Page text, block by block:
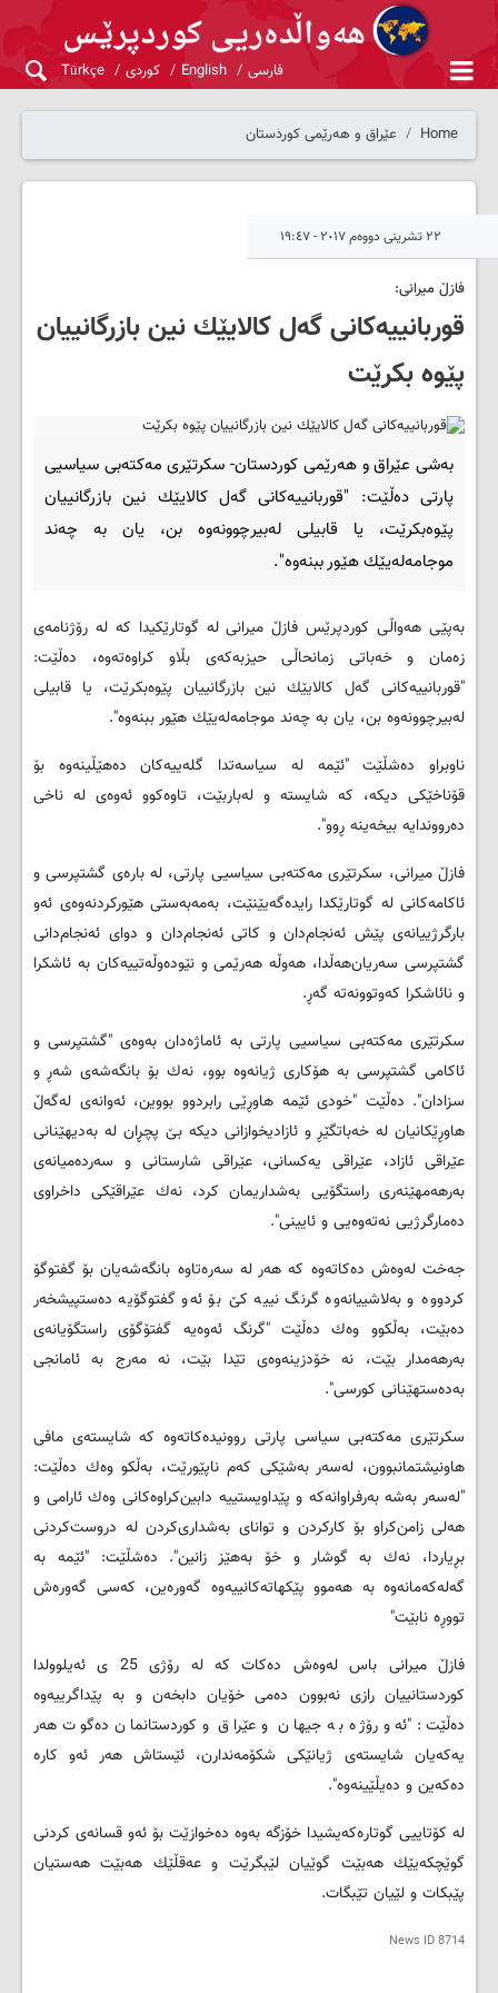
فارسی English کوردی Türkçe
Home عێراق و هەرێمی کوردستان
٢٢ تشرینی دووەم ٢٠١٧ - ١٩:٤٧
فازڵ میرانی:
قوربانییەكانی گەل كالایێك نین بازرگانییان
پێوە بكرێت
بەشی عێراق و هەرێمی کوردستان- سكرتێری مەكتەبی سیاسیی
پارتی دەڵێت: "قوربانییەكانی گەل كالایێك نین بازرگانییان
پێوەبكرێت، یا قابیلی لەبیرچوونەوە بن، یان بە چەند
موجامەلەیێك هێور ببنەوە".
بەپێی هەواڵی کوردپرێس فازڵ میرانی لە گوتارێکیدا كە لە رۆژنامەی
زەمان و خەباتی زمانحاڵی حیزبەكەی بڵاو كراوەتەوە، دەڵێت:
"قوربانییەكانی گەل كالایێك نین بازرگانییان پێوەبكرێت، یا قابیلی
لەبیرچوونەوە بن، یان بە چەند موجامەلەیێك هێور ببنەوە".
ناوبراو دەشڵێت "ئێمە لە سیاسەتدا گلەییەكان دەهێڵینەوە بۆ
قۆناخێكی دیكە، كە شایستە و لەباربێت، تاوەکوو ئەوەی لە ناخی
دەرووندایە بیخەینە ڕوو".
فازڵ میرانی، سكرتێری مەكتەبی سیاسیی پارتی، لە بارەی گشتپرسی ‌و
ئاكامەكانی لە گوتارێکدا رایدەگەیێنێت، بەمەبەستی هێوركردنەوەی ئەو
بارگرژییانەی پێش ئەنجام‌دان و كاتی ئەنجام‌دان و دوای ئەنجام‌دانی
گشتپرسی سەریان‌هەڵدا، هەوڵە هەرێمی و نێودەوڵەتییەكان بە ئاشكرا
و نائاشكرا كەوتوونەتە گەڕ.
سكرتێری مەكتەبی سیاسیی پارتی بە ئاماژەدان بەوەی "گشتپرسی و
ئاكامی گشتپرسی بە هۆكاری ژیانەوە بوو، نەك بۆ بانگەشەی شەڕ و
سزادان". دەڵێت "خودی ئێمە هاوڕێی رابردوو بووین، ئەوانەی لەگەڵ
هاوڕێكانیان لە خەباتگێڕ و ئازادیخوازانی دیكە بێ پچڕان لە بەدیهێنانی
عێراقی ئازاد، عێراقی یەكسانی، عێراقی شارستانی و سەردەمیانەی
بەرهەمهێنەری راستگۆیی بەشداریمان كرد، نەك عێراقێكی داخراوی
دەمارگرژیی نەتەوەیی و ئایینی".
جەخت لەوەش دەكاتەوە كە هەر لە سەرەتاوە بانگەشەیان بۆ گفتوگۆ
كردووە ‌و بەلاشییانەوە گرنگ نییە كێ‌ بۆ ئەو گفتوگۆیە دەستپیشخەر
دەبێت، بەڵكوو وەك دەڵێت "گرنگ ئەوەیە گفتۆگۆی راستگۆیانەی
بەرهەمدار بێت، نە خۆدزینەوەی تێدا بێت، نە مەرج بە ئامانجی
بەدەستهێنانی كورسی".
سكرتێری مەكتەبی سیاسی پارتی روونیدەكاتەوە کە شایستەی مافی
هاونیشتمانبوون، لەسەر بەشێكی كەم ناپێورێت، بەڵكو وەك دەڵێت:
"لەسەر بەشە بەرفراوانەكە و پێداویستییە دابین‌كراوەكانی وەك ئارامی و
هەلی زامن‌كراو بۆ كاركردن و توانای بەشداری‌كردن لە دروست‌كردنی
بڕیاردا، نەك بە گوشار و خۆ بەهێز زانین". دەشڵێت: "ئێمە بە
گەلەكەمانەوە بە هەموو پێكهاتەكانییەوە گەورەین، كەسی گەورەش
تووڕە نابێت"
فازڵ میرانی باس لەوەش دەكات كە لە رۆژی 25 ی ئەیلوولدا
كوردستانییان رازی نەبوون دەمی خۆیان دابخەن ‌و بە پێداگرییەوە
دەڵێت: "ئەو رۆژە بە جیهان و عێراق و كوردستانمان دەگوت هەر
یەكەیان شایستەی ژیانێكی شكۆمەندارن، ئێستاش هەر ئەو كارە
دەكەین و دەیڵێینەوە".
لە كۆتاییی گوتارەكەیشیدا خۆزگە بەوە دەخوازێت بۆ ئەو قسانەی كردنی
گوێچكەیێك هەبێت گوێیان لێبگرێت و عەقڵێك هەبێت هەستیان
پێبكات و لێیان تێبگات.
News ID8714